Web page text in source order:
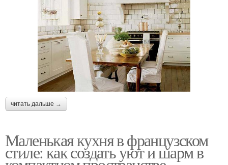
читать дальше →
Маленькая кухня в французском
стиле: как создать уют и шарм в